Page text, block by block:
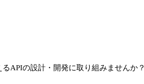
るAPIの設計・開発に取り組みませんか？